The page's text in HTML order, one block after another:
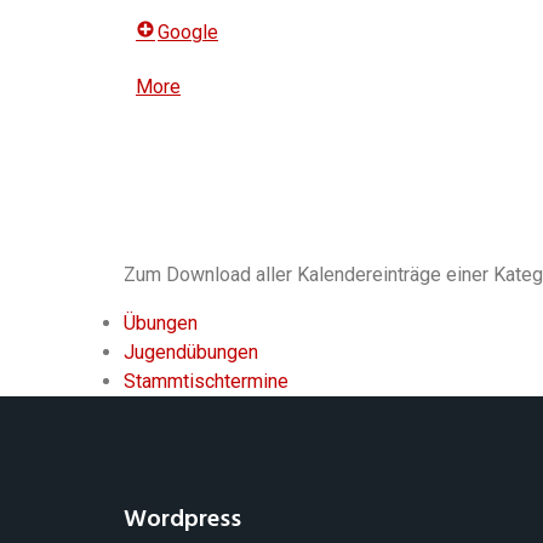
Google
More
Zum Download aller Kalendereinträge einer
Übungen
Jugendübungen
Stammtischtermine
Wordpress